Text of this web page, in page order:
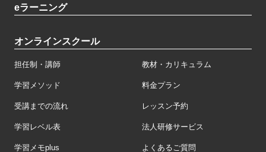
eラーニング
オンラインスクール
担任制・講師 教材・カリキュラム
学習メソッド 料金プラン
受講までの流れ レッスン予約
学習レベル表 法人研修サービス
学習メモplus よくあるご質問